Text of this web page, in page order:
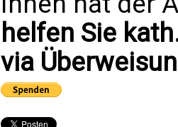
helfen Sie
via